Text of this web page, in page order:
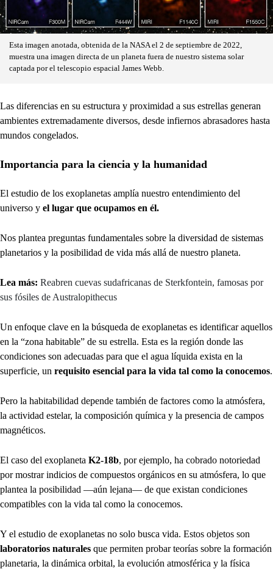
Esta imagen anotada, obtenida de la NASA el 2 de septiembre de 2022,
muestra una imagen directa de un planeta fuera de nuestro sistema solar
captada por el telescopio espacial James Webb.
Las diferencias en su estructura y proximidad a sus estrellas generan
ambientes extremadamente diversos, desde infiernos abrasadores hasta
mundos congelados.
Importancia para la ciencia y la humanidad
El estudio de los exoplanetas amplía nuestro entendimiento del
universo y el lugar que ocupamos en él.
Nos plantea preguntas fundamentales sobre la diversidad de sistemas
planetarios y la posibilidad de vida más allá de nuestro planeta.
Lea más: Reabren cuevas sudafricanas de Sterkfontein, famosas por
sus fósiles de Australopithecus
Un enfoque clave en la búsqueda de exoplanetas es identificar aquellos
en la “zona habitable” de su estrella. Esta es la región donde las
condiciones son adecuadas para que el agua líquida exista en la
superficie, un requisito esencial para la vida tal como la conocemos.
Pero la habitabilidad depende también de factores como la atmósfera,
la actividad estelar, la composición química y la presencia de campos
magnéticos.
El caso del exoplaneta K2-18b, por ejemplo, ha cobrado notoriedad
por mostrar indicios de compuestos orgánicos en su atmósfera, lo que
plantea la posibilidad —aún lejana— de que existan condiciones
compatibles con la vida tal como la conocemos.
Y el estudio de exoplanetas no solo busca vida. Estos objetos son
laboratorios naturales que permiten probar teorías sobre la formación
planetaria, la dinámica orbital, la evolución atmosférica y la física